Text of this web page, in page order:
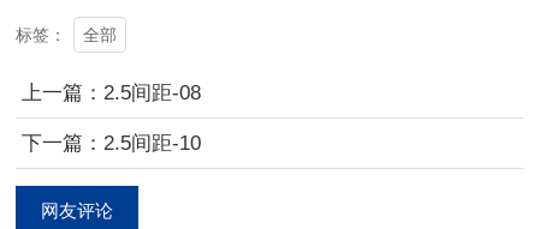
标签： 全部
上一篇：2.5间距-08
下一篇：2.5间距-10
网友评论